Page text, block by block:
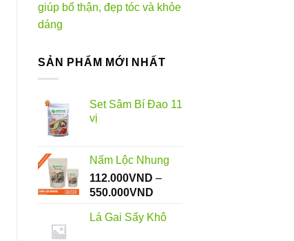
giúp bổ thận, đẹp tóc và khỏe
dáng
SẢN PHẨM MỚI NHẤT
Set Sâm Bí Đao 11
vị
Nấm Lộc Nhung
112.000VND –
550.000VND
từ
Lá Gai Sấy Khô